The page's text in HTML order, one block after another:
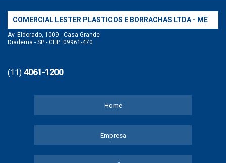
COMERCIAL LESTER PLASTICOS E BORRACHAS LTDA - ME
Av. Eldorado, 1009 - Casa Grande
Diadema - SP - CEP: 09961-470
(11) 4061-1200
Home
Empresa